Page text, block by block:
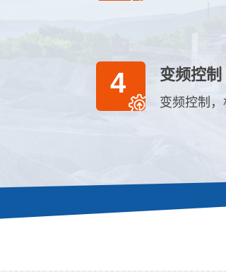
4 变频控制
变频控制